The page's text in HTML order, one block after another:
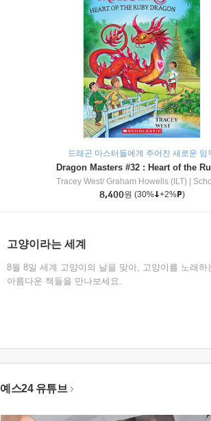
드래곤 마스터들에게 주어진 새로운 임
Tracey West/ Graham Howells (ILT)
8,400원 (30% +2% )
고양이라는 세계
8월 8일 세계 고양이의 날을 맞아, 고양이를 노래하
아름다운 책들을 만나보세요.
예스24 유튜브